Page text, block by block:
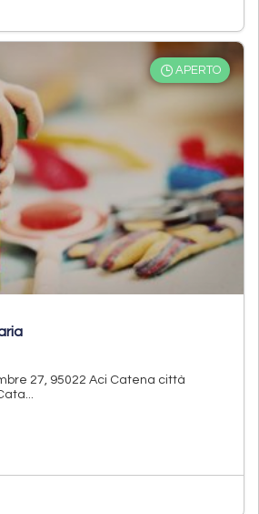
APERTO
27, 95022 Aci Catena città